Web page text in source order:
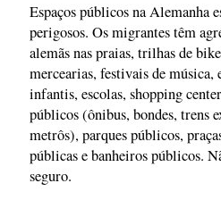
Espaços públicos na Alemanha
perigosos. Os migrantes têm
alemãs nas praias, trilhas de
mercearias, festivais de música,
infantis, escolas, shopping
públicos (ônibus, bondes, trens
metrôs), parques públicos,
públicas e banheiros públicos.
seguro.